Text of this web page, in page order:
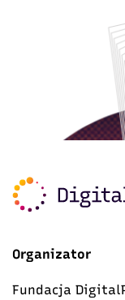
Organizator
Fundacja